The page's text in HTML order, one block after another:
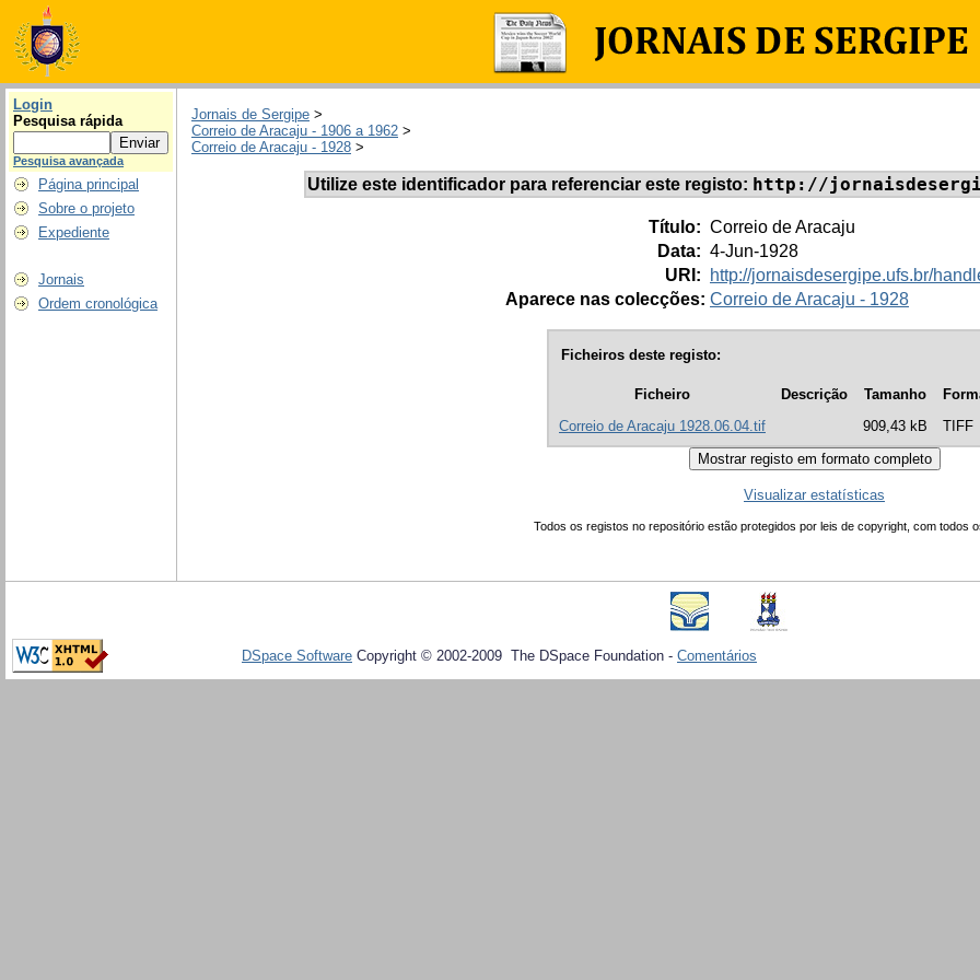
Login
Pesquisa rápida
Pesquisa avançada
Página principal
Sobre o projeto
Expediente
Jornais
Ordem cronológica
Jornais de Sergipe >
Correio de Aracaju - 1906 a 1962 >
Correio de Aracaju - 1928 >
Utilize este identificador para referenciar este registo: http://
Título: Correio de Aracaju
Data: 4-Jun-1928
URI:
http://jornaisdesergipe.ufs.br/
Aparece nas colecções: Correio de Aracaju - 1928
Ficheiros deste registo:
Ficheiro Descrição Tamanho
Correio de Aracaju 1928.06.04.tif
909,43 kB TIFF
Visualizar estatísticas
Todos os registos no repositório estão protegidos por leis de copyright, com todos
DSpace Software Copyright © 2002-2009 The DSpace Foundation - Comentários